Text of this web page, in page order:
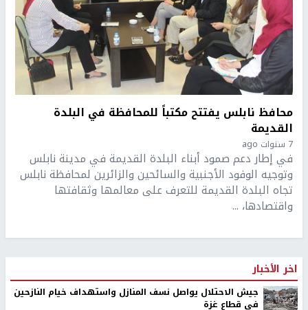
محافظ نابلس يفتتح مكتباً للمحافظة في البلدة
القديمة
7 سنوات ago
في إطار دعم صمود أبناء البلدة القديمة في مدينة نابلس
وتوجيه الوفود الأجنبية والسائحين والزائرين لمحافظة نابلس
تجاه البلدة القديمة للتعرف على معالمها وثقافتها
واقتصادها، ...
اخر الأخبار
جيش الاحتلال يواصل نسف المنازل واستهداف خيام النازحين
في قطاع غزة